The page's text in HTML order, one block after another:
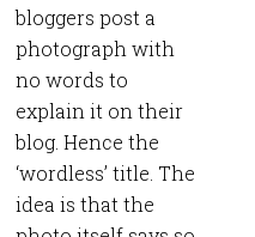
bloggers post a
photograph with
no words to
explain it on their
blog. Hence the
‘wordless’ title. The
idea is that the